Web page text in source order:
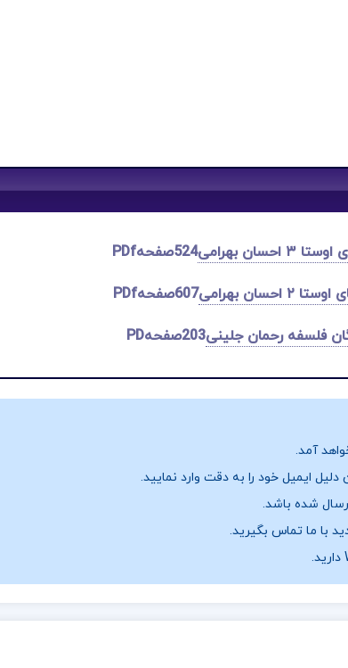
بهرامی 524صفحهPDf
بهرامی 607صفحهPDf
فلسفه رحمان جلینی203صفحهPD
آمد.
ایمیل خود را به دقت وارد نمایید.
با ما تماس بگیرید.